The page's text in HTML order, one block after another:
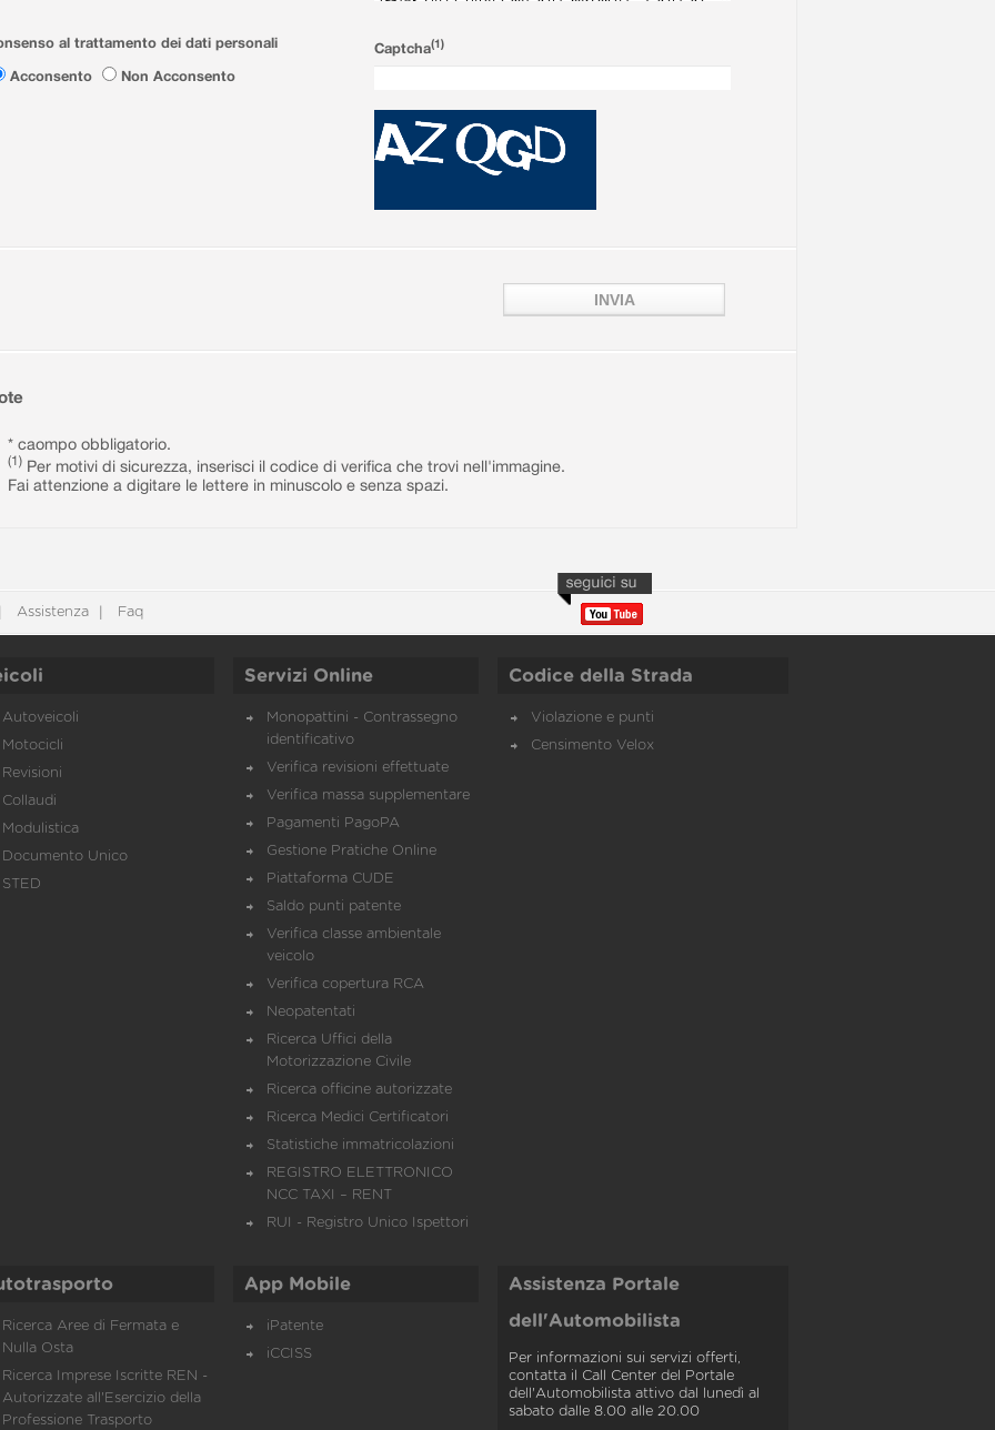
al trattamento dei dati personali
Acconsento
Non Acconsento
Captcha(1)
* caompo obbligatorio.
(1) Per motivi di sicurezza, inserisci il codice di verifica che trovi nell'immagine.
Fai attenzione a digitare le lettere in minuscolo e senza spazi.
Assistenza Faq
Autoveicoli
Motocicli
Revisioni
Collaudi
Modulistica
Documento Unico
STED
Servizi Online
Monopattini - Contrassegno
identificativo
Verifica revisioni effettuate
Verifica massa supplementare
Pagamenti PagoPA
Gestione Pratiche Online
Piattaforma CUDE
Saldo punti patente
Verifica classe ambientale
veicolo
Verifica copertura RCA
Neopatentati
Ricerca Uffici della
Motorizzazione Civile
Ricerca officine autorizzate
Ricerca Medici Certificatori
Statistiche immatricolazioni
REGISTRO ELETTRONICO
NCC TAXI – RENT
RUI - Registro Unico Ispettori
Codice della Strada
Violazione e punti
Censimento Velox
Ricerca Aree di Fermata e
Nulla Osta
Ricerca Imprese Iscritte REN -
Autorizzate all'Esercizio della
Professione Trasporto
App Mobile
iPatente
iCCISS
Assistenza Portale
dell'Automobilista
Per informazioni sui servizi offerti,
contatta il Call Center del Portale
dell'Automobilista attivo dal lunedì al
sabato dalle 8.00 alle 20.00